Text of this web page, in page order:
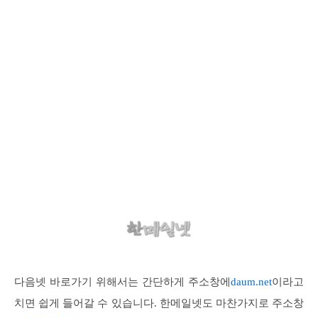
다음넷 바로가기 위해서는 간단하게 주소창에 daum.net이라고
치면 쉽게 들어갈 수 있습니다. 한메일넷도 마찬가지로 주소창